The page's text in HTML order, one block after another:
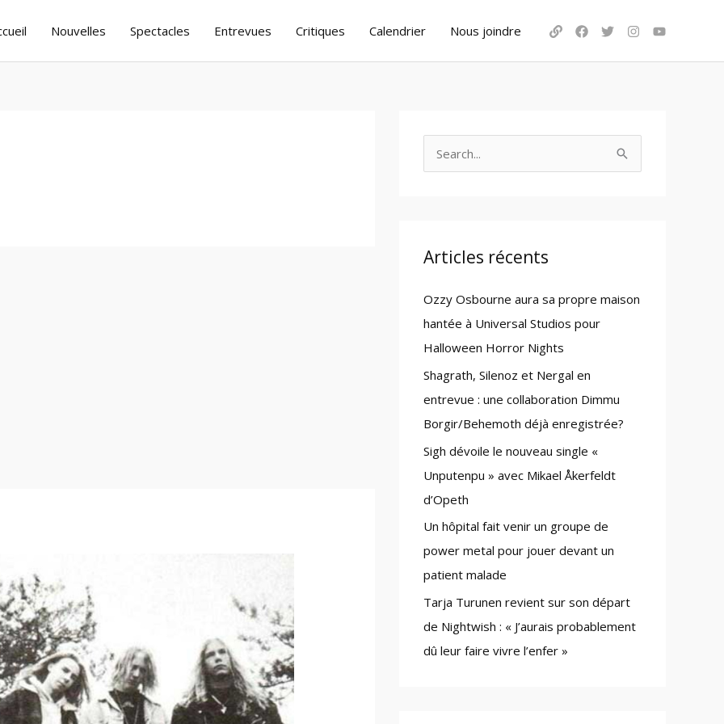
Nouvelles Spectacles Entrevues Critiques Calendrier Nous joindre
c
f
o
r
:
Articles récents
Ozzy Osbourne aura sa propre maison
hantée à Universal Studios pour
Halloween Horror Nights
Shagrath, Silenoz et Nergal en
entrevue : une collaboration Dimmu
Borgir/Behemoth déjà enregistrée?
Sigh dévoile le nouveau single «
Unputenpu » avec Mikael Åkerfeldt
d’Opeth
Un hôpital fait venir un groupe de
power metal pour jouer devant un
patient malade
Tarja Turunen revient sur son départ
de Nightwish : « J’aurais probablement
dû leur faire vivre l’enfer »